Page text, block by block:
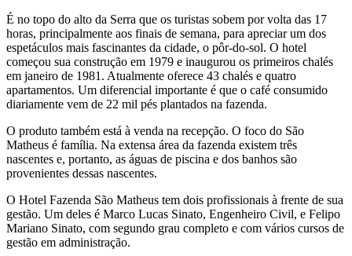
É no topo do alto da Serra que os turistas sobem por volta das 17
horas, principalmente aos finais de semana, para apreciar um dos
espetáculos mais fascinantes da cidade, o pôr-do-sol. O hotel
começou sua construção em 1979 e inaugurou os primeiros chalés
em janeiro de 1981. Atualmente oferece 43 chalés e quatro
apartamentos. Um diferencial importante é que o café consumido
diariamente vem de 22 mil pés plantados na fazenda.
O produto também está à venda na recepção. O foco do São
Matheus é família. Na extensa área da fazenda existem três
nascentes e, portanto, as águas de piscina e dos banhos são
provenientes dessas nascentes.
O Hotel Fazenda São Matheus tem dois profissionais à frente de sua
gestão. Um deles é Marco Lucas Sinato, Engenheiro Civil, e Felipo
Mariano Sinato, com segundo grau completo e com vários cursos de
gestão em administração.